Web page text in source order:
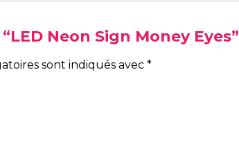
Neon Sign Money Eyes”
sont indiqués avec *